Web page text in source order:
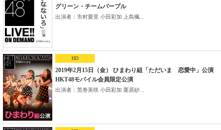
グリーン・チームパープル
出演者：市村愛里 小田彩加 上島楓...
HD
2019年2月15日（金） ひまわり組「ただいま 恋愛中」公演
HKT48モバイル会員限定公演
出演者：荒巻美咲 小田彩加 栗原紗...